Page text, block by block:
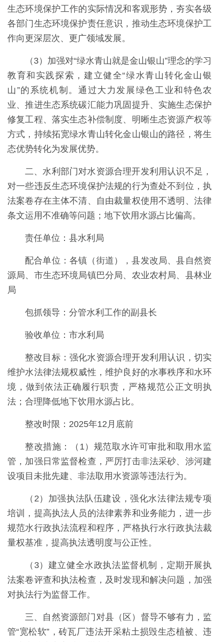
生态环境保护工作的实际情况和客观形势，夯实各级
各部门生态环境保护责任意识，推动生态环境保护工
作向更深层次、更广领域发展。
（3）加强对“绿水青山就是金山银山”理念的学习
教育和实践探索，建立健全“绿水青山转化金山银
山”的系统机制。通过大力发展绿色工业和特色农
业、推进生态系统碳汇能力巩固提升、实施生态保护
修复工程、落实生态补偿制度、明晰生态资源产权等
方式，持续拓宽绿水青山转化金山银山的路径，将生
态优势转化为发展优势。
二、水利部门对水资源合理开发利用认识不足，
对一些违反生态环境保护法规的行为查处不到位，执
法案卷存在主体不清、自由裁量权使用不透明、法律
条文运用不准确等问题；地下饮用水源占比偏高。
责任单位：县水利局
配合单位：各镇（街道），县发改局、县自然资
源局、市生态环境局镇巴分局、农业农村局、县林业
局
包抓领导：分管水利工作的副县长
验收单位：市水利局
整改目标：强化水资源合理开发利用认识，切实
维护水法律法规权威性，维护良好的水事秩序和水环
境，做到依法正确履行职责，严格规范公正文明执
法；合理降低地下饮用水源占比。
整改时限：2025年12月底前
整改措施：（1）规范取水许可审批和取用水监
管，加强日常监督检查，严厉打击非法采砂、涉河建
设项目未批先建、非法取用水资源等违法行为。
（2）加强执法队伍建设，强化水法律法规专项
培训，提高执法人员的法律素养和业务能力，进一步
规范水行政执法流程和程序，严格执行水行政执法裁
量权基准，提高执法透明度与公正性。
（3）建立健全水政执法监督机制，定期开展执
法案卷评查和执法检查，及时发现和解决问题，加强
对执法行为监督工作。
三、自然资源部门对县（区）督导不够有力，监
管“宽松软”，砖瓦厂违法开采粘土损毁生态植被、违